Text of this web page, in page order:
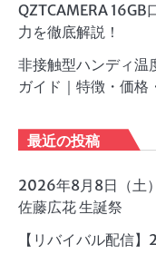
QZTCAMERA 16GB
力を徹底解説！
非接触型ハンディ温
ガイド｜特徴・価格
最近の投稿
2026年8月8日（土
佐藤広花 生誕祭
【リバイバル配信